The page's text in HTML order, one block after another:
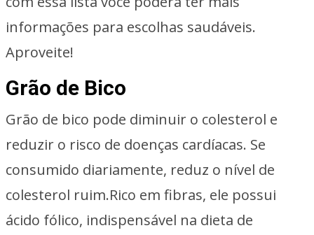
informações para escolhas saudáveis.
Aproveite!
Grão de Bico
Grão de bico pode diminuir o colesterol e
reduzir o risco de doenças cardíacas. Se
consumido diariamente, reduz o nível de
colesterol ruim.Rico em fibras, ele possui
ácido fólico, indispensável na dieta de